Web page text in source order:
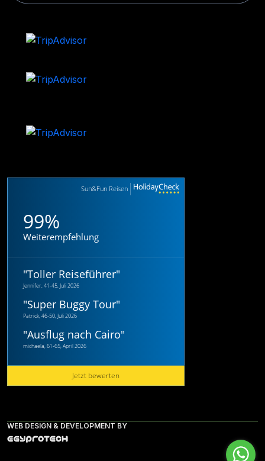
Sun&Fun Reisen
99%
Weiterempfehlung
"Toller Reiseführer"
Jennifer, 41-45, Juli 2026
"Super Buggy Tour"
Patrick, 46-50, Juli 2026
"Ausflug nach Cairo"
michaela, 61-65, April 2026
Jetzt bewerten
WEB DESIGN & DEVELOPMENT BY